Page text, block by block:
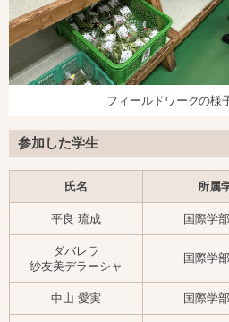
フィールドワークの様
参加した学生
氏名 所属
平良 琉成 国際学
ダバレラ
紗友美デラーシャ
国際学
中山 愛実 国際学